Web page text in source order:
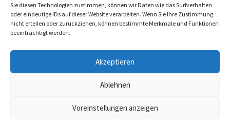
Sie diesen Technologien zustimmen, können wir Daten wie das Surfverhalten
oder eindeutige IDs auf dieser Website verarbeiten. Wenn Sie Ihre Zustimmung
nicht erteilen oder zurückziehen, können bestimmte Merkmale und Funktionen
beeinträchtigt werden.
Akzeptieren
Ablehnen
Voreinstellungen anzeigen
AGB Zahlung und Versand Impressum